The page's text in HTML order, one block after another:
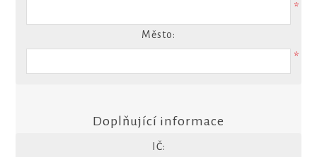
*
Město:
*
Doplňující informace
IČ: